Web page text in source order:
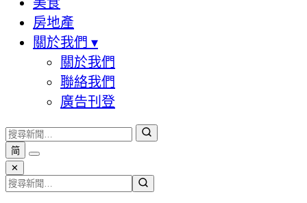
房地產
關於我們 ▾
關於我們
聯絡我們
廣告刊登
简
✕